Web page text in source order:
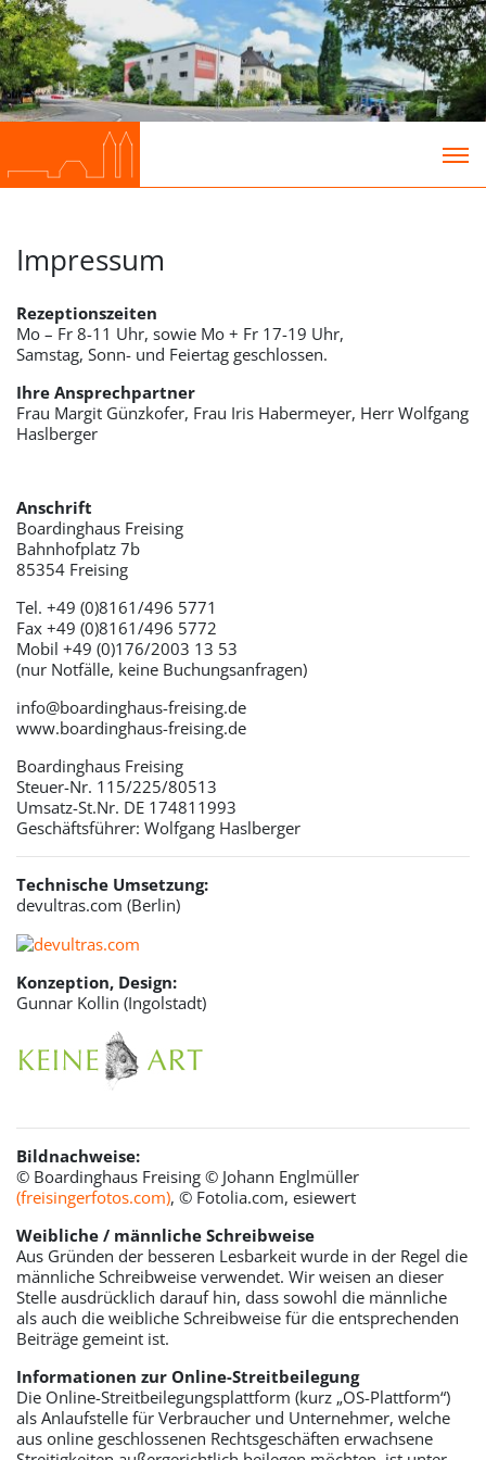
Impressum
Rezeptionszeiten
Mo – Fr 8-11 Uhr, sowie Mo + Fr 17-19 Uhr,
Samstag, Sonn- und Feiertag geschlossen.
Ihre Ansprechpartner
Frau Margit Günzkofer, Frau Iris Habermeyer, Herr Wolfgang
Haslberger
Anschrift
Boardinghaus Freising
Bahnhofplatz 7b
85354 Freising
Tel. +49 (0)8161/496 5771
Fax +49 (0)8161/496 5772
Mobil +49 (0)176/2003 13 53
(nur Notfälle, keine Buchungsanfragen)
info@boardinghaus-freising.de
www.boardinghaus-freising.de
Boardinghaus Freising
Steuer-Nr. 115/225/80513
Umsatz-St.Nr. DE 174811993
Geschäftsführer: Wolfgang Haslberger
Technische Umsetzung:
devultras.com (Berlin)
Konzeption, Design:
Gunnar Kollin (Ingolstadt)
Bildnachweise:
© Boardinghaus Freising © Johann Englmüller
(freisingerfotos.com), © Fotolia.com, esiewert
Weibliche / männliche Schreibweise
Aus Gründen der besseren Lesbarkeit wurde in der Regel die
männliche Schreibweise verwendet. Wir weisen an dieser
Stelle ausdrücklich darauf hin, dass sowohl die männliche
als auch die weibliche Schreibweise für die entsprechenden
Beiträge gemeint ist.
Informationen zur Online-Streitbeilegung
Die Online-Streitbeilegungsplattform (kurz „OS-Plattform“)
als Anlaufstelle für Verbraucher und Unternehmer, welche
aus online geschlossenen Rechtsgeschäften erwachsene